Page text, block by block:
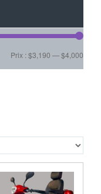
Prix :$3,190 —$4,000